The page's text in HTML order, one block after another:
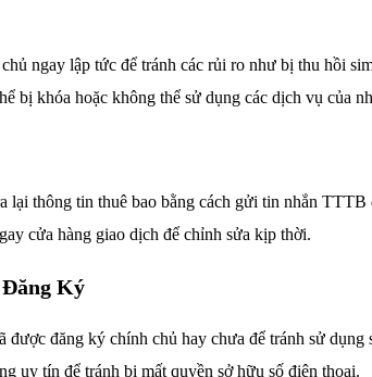
ngay lập tức để tránh các rủi ro như bị thu hồi
bị khóa hoặc không thể sử dụng các dịch vụ của
lại thông tin thuê bao bằng cách gửi tin nhắn TTTB
cửa hàng giao dịch để chỉnh sửa kịp thời.
Đăng Ký
được đăng ký chính chủ hay chưa để tránh sử dụng
uy tín để tránh bị mất quyền sở hữu số điện thoại.